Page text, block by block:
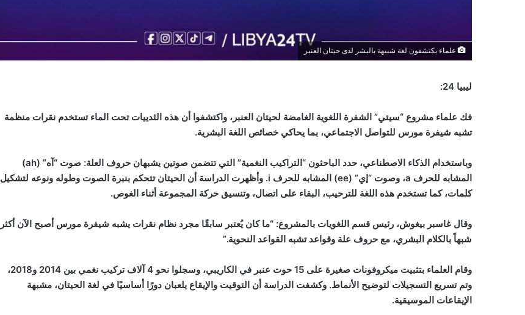
علماء يكتشفون لغة شبيهة بالبشر لدى حيتان العنبر
ليبيا 24:
فك علماء مشروع “سيتي” الشفرة اللغوية الغامضة لحيتان العنبر، واكتشفوا أن هذه الثدييات تحت الماء تستخدم نقرات منظمة
تشبه شيفرة مورس للتواصل الاجتماعي، بما يحاكي خصائص اللغة البشرية.
وباستخدام الذكاء الاصطناعي، حدد الباحثون “التراكيب النغمية” التي تتضمن صوتين يشبهان حروف العلة: صوت “آه” (ah
)
المشابه للحرف a، وصوت “إي” (ee) المشابه للحرف i. وأظهرت الدراسة أن الحيتان تتحكم بنبرة الصوت وطوله ونوعه لتشكيل
كلمات، كما تستخدم هذه اللغة للترحيب، البقاء على اتصال، وتنسيق حركة المجموعة أثناء الغوص.
وقال غاسبر بيغوش، رئيس قسم اللغويات بالمشروع: “ما كان يُعتبر سابقًا مجرد نظام نقرات يشبه شيفرة مورس أصبح الآن أكثر
شبهاً بالكلام البشري، مع حروف علة وقواعد تشبه القواعد النحوية.”
وقام العلماء بتثبيت ميكروفونات صغيرة على 15 حوت عنبر في الكاريبي، وسجلوا نحو 4 آلاف تركيب نغمي بين 2014 و2018،
وتم تسريع التسجيلات لتوضيح الأنماط. وكشفت الدراسة أن التوقيت والإيقاع يلعبان دورًا أساسيًا في لغة الحيتان، مشبهة
الإيقاعات الموسيقية.